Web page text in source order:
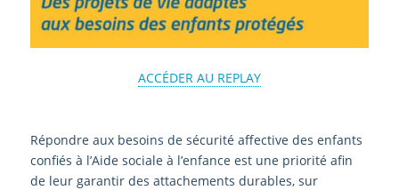
ACCÉDER AU REPLAY
Répondre aux besoins de sécurité affective des enfants
confiés à l’Aide sociale à l’enfance est une priorité afin
de leur garantir des attachements durables, sur